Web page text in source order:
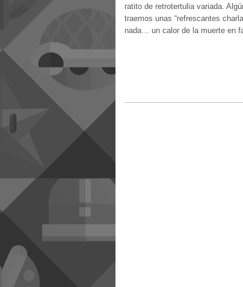
ratito de retrotertulia variada.
traemos unas “refrescantes
nada… un calor de la muerte en